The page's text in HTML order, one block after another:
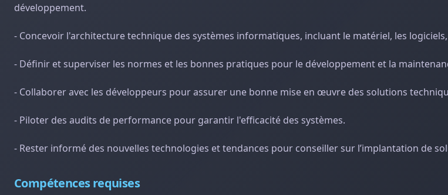
développement.
- Concevoir l'architecture technique des systèmes informatiques, incluant le matériel, les
- Définir et superviser les normes et les bonnes pratiques pour le développement et la
- Collaborer avec les développeurs pour assurer une bonne mise en œuvre des solutions
- Piloter des audits de performance pour garantir l'efficacité des systèmes.
- Rester informé des nouvelles technologies et tendances pour conseiller sur l’implantation de
Compétences requises